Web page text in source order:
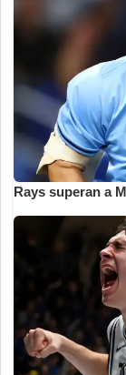
Rays superan a